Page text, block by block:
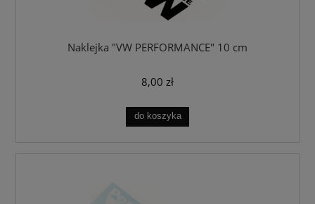
Naklejka "VW PERFORMANCE" 10 cm
8,00 zł
do koszyka